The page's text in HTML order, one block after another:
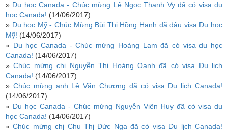
» Du học Canada - Chúc mừng Lê Ngọc Thanh Vy đã có visa du
học Canada! (14/06/2017)
» Du học Mỹ - Chúc Mừng Bùi Thị Hồng Hạnh đã đậu visa Du học
Mỹ! (14/06/2017)
» Du học Canada - Chúc mừng Hoàng Lam đã có visa du học
Canada! (14/06/2017)
»Chúc mừng chị Nguyễn Thị Hoàng Oanh đã có visa Du lịch
Canada! (14/06/2017)
» Chúc mừng anh Lê Văn Chương đã có visa Du lịch Canada!
(14/06/2017)
» Du học Canada - Chúc mừng Nguyễn Viên Huy đã có visa du
học Canada! (14/06/2017)
»Chúc mừng chị Chu Thị Đức Nga đã có visa Du lịch Canada!